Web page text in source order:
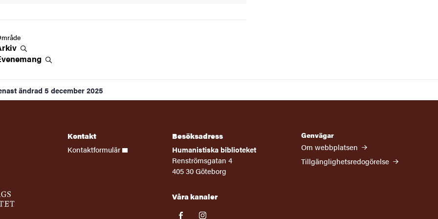
ändrad 5 december 2025
Kontakt
Kontaktformulär
Besöksadress
Humanistiska biblioteket
Renströmsgatan 4
405 30 Göteborg
Våra kanaler
Genvägar
Om webbplatsen
Tillgänglighetsredogörelse